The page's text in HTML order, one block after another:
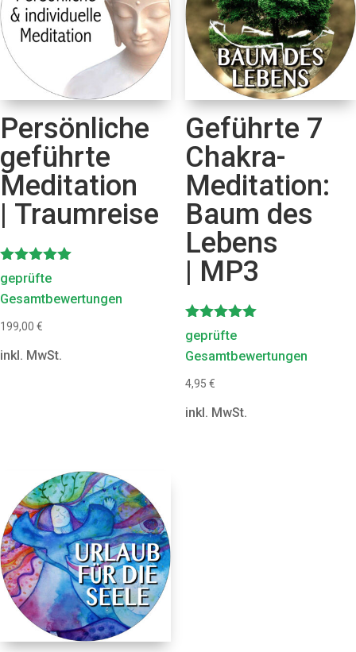
Persönliche
geführte
Meditation
| Traumreise
Bewertet
mit
5.00
geprüfte
Gesamtbewertungen
199,00 €
inkl. MwSt.
Geführte 7
Chakra-
Meditation:
Baum des
Lebens
| MP3
Bewertet
mit
5.00
geprüfte
Gesamtbewertungen
4,95 €
inkl. MwSt.